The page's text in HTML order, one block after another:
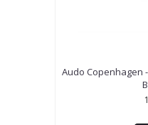
Audo Copenhagen